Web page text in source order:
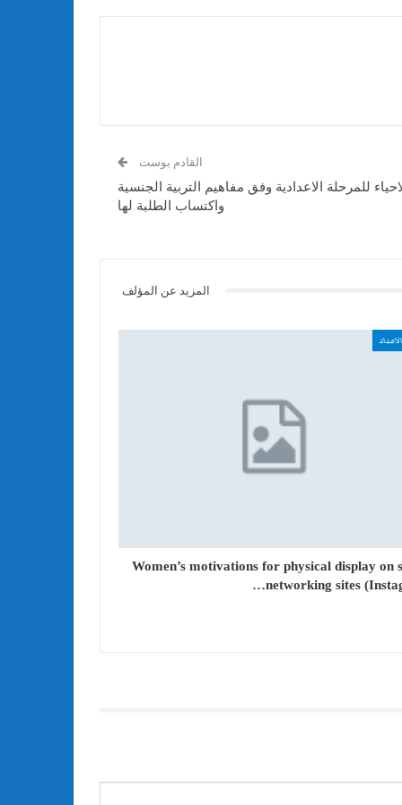
القادم بوست
للمرحلة الاعدادية وفق مفاهيم التربية الجنسية
واكتساب الطلبة لها
المزيد عن المؤلف
Women’s motivations for physical display on
networking sites